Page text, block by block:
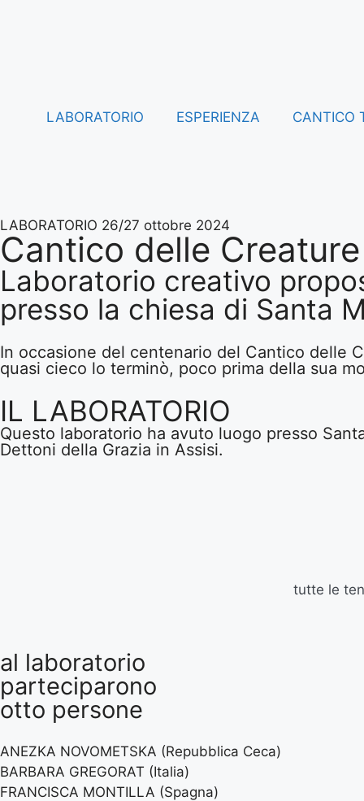
LABORATORIO ESPERIENZA CANTICO
LABORATORIO 26/27 ottobre 2024
Cantico delle Creature
Laboratorio creativo
presso la chiesa di Santa
In occasione del centenario del Cantico delle
quasi cieco lo terminò, poco prima della sua
IL LABORATORIO
Questo laboratorio ha avuto luogo presso
Dettoni della Grazia in Assisi.
tutte le
al laboratorio
parteciparono
otto persone
ANEZKA NOVOMETSKA (Repubblica Ceca)
BARBARA GREGORAT (Italia)
FRANCISCA MONTILLA (Spagna)